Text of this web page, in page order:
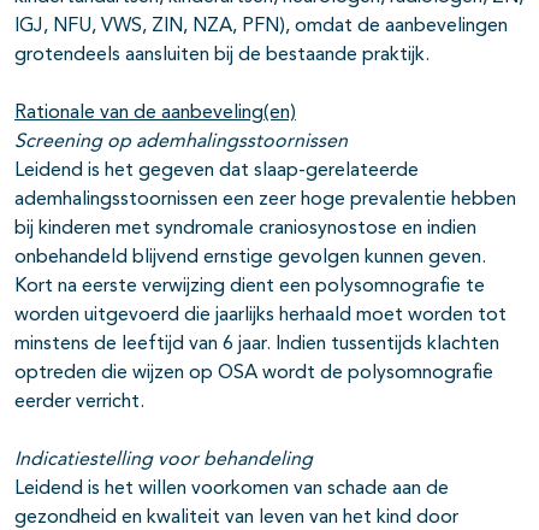
IGJ, NFU, VWS, ZIN, NZA, PFN), omdat de aanbevelingen
grotendeels aansluiten bij de bestaande praktijk.
Rationale van de aanbeveling(en)
Screening op ademhalingsstoornissen
Leidend is het gegeven dat slaap-gerelateerde
ademhalingsstoornissen een zeer hoge prevalentie hebben
bij kinderen met syndromale craniosynostose en indien
onbehandeld blijvend ernstige gevolgen kunnen geven.
Kort na eerste verwijzing dient een polysomnografie te
worden uitgevoerd die jaarlijks herhaald moet worden tot
minstens de leeftijd van 6 jaar. Indien tussentijds klachten
optreden die wijzen op OSA wordt de polysomnografie
eerder verricht.
Indicatiestelling voor behandeling
Leidend is het willen voorkomen van schade aan de
gezondheid en kwaliteit van leven van het kind door